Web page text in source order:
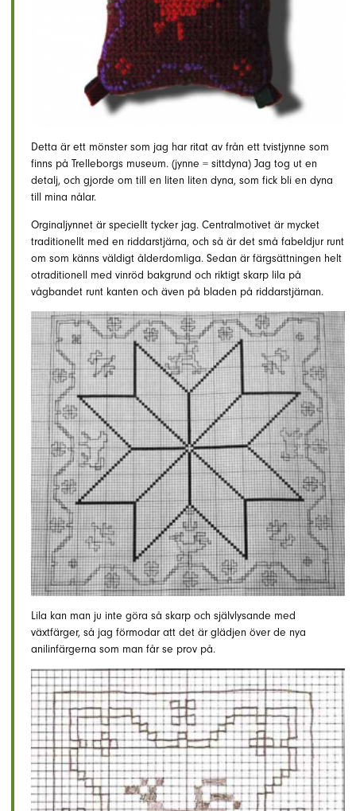
Detta är ett mönster som jag har ritat av från ett tvistjynne som
finns på Trelleborgs museum. (jynne = sittdyna) Jag tog ut en
detalj, och gjorde om till en liten liten dyna, som fick bli en dyna
till mina nålar.
Orginaljynnet är speciellt tycker jag. Centralmotivet är mycket
traditionellt med en riddarstjärna, och så är det små fabeldjur runt
om som känns väldigt ålderdomliga. Sedan är färgsättningen helt
otraditionell med vinröd bakgrund och riktigt skarp lila på
vågbandet runt kanten och även på bladen på riddarstjärnan.
Lila kan man ju inte göra så skarp och självlysande med
växtfärger, så jag förmodar att det är glädjen över de nya
anilinfärgerna som man får se prov på.